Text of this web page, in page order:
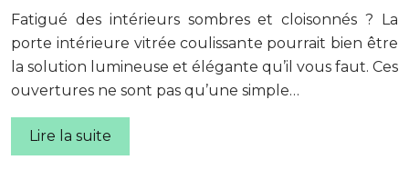
Fatigué des intérieurs sombres et cloisonnés ? La
porte intérieure vitrée coulissante pourrait bien être
la solution lumineuse et élégante qu’il vous faut. Ces
ouvertures ne sont pas qu’une simple…
Lire la suite